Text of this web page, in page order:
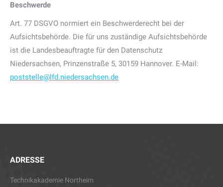
Beschwerde
Art. 77 DSGVO normiert ein Beschwerderecht bei der
Aufsichtsbehörde. Die für uns zuständige Aufsichtsbehörde
ist die Landesbeauftragte für den Datenschutz
Niedersachsen, Prinzenstraße 5, 30159 Hannover. E-Mail:
poststelle@lfd.niedersachsen.de
ADRESSE
Technikakademie Northeim